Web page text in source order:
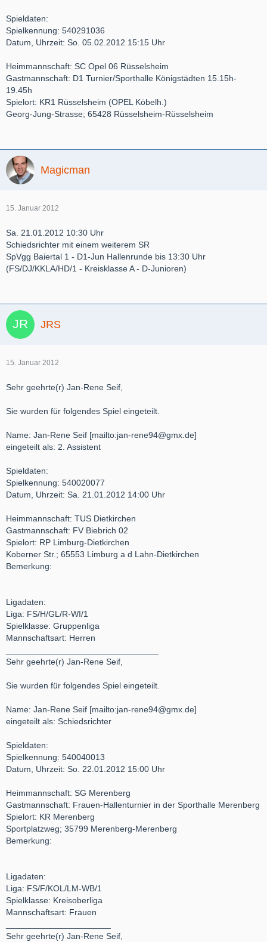
Spieldaten:
Spielkennung: 540291036
Datum, Uhrzeit: So. 05.02.2012 15:15 Uhr
Heimmannschaft: SC Opel 06 Rüsselsheim
Gastmannschaft: D1 Turnier/Sporthalle Königstädten 15.15h-
19.45h
Spielort: KR1 Rüsselsheim (OPEL Köbelh.)
Georg-Jung-Strasse; 65428 Rüsselsheim-Rüsselsheim
Magicman
15. Januar 2012
Sa. 21.01.2012 10:30 Uhr
Schiedsrichter mit einem weiterem SR
SpVgg Baiertal 1 - D1-Jun Hallenrunde bis 13:30 Uhr
(FS/DJ/KKLA/HD/1 - Kreisklasse A - D-Junioren)
JRS
15. Januar 2012
Sehr geehrte(r) Jan-Rene Seif,
Sie wurden für folgendes Spiel eingeteilt.
Name: Jan-Rene Seif [mailto:jan-rene94@gmx.de]
eingeteilt als: 2. Assistent
Spieldaten:
Spielkennung: 540020077
Datum, Uhrzeit: Sa. 21.01.2012 14:00 Uhr
Heimmannschaft: TUS Dietkirchen
Gastmannschaft: FV Biebrich 02
Spielort: RP Limburg-Dietkirchen
Koberner Str.; 65553 Limburg a d Lahn-Dietkirchen
Bemerkung:
Ligadaten:
Liga: FS/H/GL/R-WI/1
Spielklasse: Gruppenliga
Mannschaftsart: Herren
Sehr geehrte(r) Jan-Rene Seif,
Sie wurden für folgendes Spiel eingeteilt.
Name: Jan-Rene Seif [mailto:jan-rene94@gmx.de]
eingeteilt als: Schiedsrichter
Spieldaten:
Spielkennung: 540040013
Datum, Uhrzeit: So. 22.01.2012 15:00 Uhr
Heimmannschaft: SG Merenberg
Gastmannschaft: Frauen-Hallenturnier in der Sporthalle Merenberg
Spielort: KR Merenberg
Sportplatzweg; 35799 Merenberg-Merenberg
Bemerkung:
Ligadaten:
Liga: FS/F/KOL/LM-WB/1
Spielklasse: Kreisoberliga
Mannschaftsart: Frauen
Sehr geehrte(r) Jan-Rene Seif,